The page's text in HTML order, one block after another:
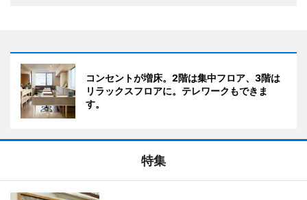
コンセントが増床。2階は集中フロア、3階は
リラックスフロアに。テレワークもできま
す。
特集